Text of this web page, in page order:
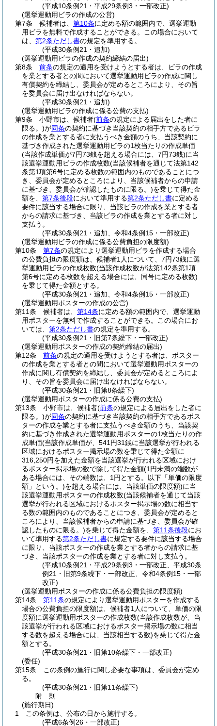
(平成10条例21・平成29条例3・一部改正)
(選挙運動用ビラの作成の公営)
第7条
候補者は、 第10条に定める額の範囲内で、選挙運動
用ビラを無料で作成することができる。
この場合において
は、 第2条ただし書の規定を準用する。
(平成30条例21・追加)
(選挙運動用ビラの作成の契約締結の届出)
第8条
前条の規定の適用を受けようとする者は、ビラの作成
を業とする者との間において選挙運動用ビラの作成に関し
有償契約を締結し、委員会が定めるところにより、その旨
を委員会に届け出なければならない。
(平成30条例21・追加)
(選挙運動用ビラの作成に係る公費の支払)
第9条
小野市は、候補者(前条の規定による届出をした者に
限る。)が同条の契約に基づき当該契約の相手方であるビラ
の作成を業とする者に支払うべき金額のうち、当該契約に
基づき作成された選挙運動用ビラの1枚当たりの作成単価
(当該作成単価が7円73銭を超える場合には、7円73銭)に当
該選挙運動用ビラの作成枚数(当該候補者を通じて法第142
条第1項第6号に定める枚数の範囲内のものであることにつ
き、委員会が定めるところにより、当該候補者からの申請
に基づき、委員会が確認したものに限る。)を乗じて得た金
額を、 第7条後段において準用する第2条ただし書に定める
要件に該当する場合に限り、当該ビラの作成を業とする者
からの請求に基づき、当該ビラの作成を業とする者に対し
支払う。
(平成30条例21・追加、令和4条例15・一部改正)
(選挙運動用ビラの作成に係る公費負担の限度額)
第10条
第7条の規定により選挙運動用ビラを作成する場合
の公費負担の限度額は、候補者1人について、7円73銭に選
挙運動用ビラの作成枚数(当該作成枚数が法第142条第1項
第6号に定める枚数を超える場合には、同号に定める枚数)
を乗じて得た金額とする。
(平成30条例21・追加、令和4条例15・一部改正)
(選挙運動用ポスターの作成の公営)
第11条
候補者は、 第14条に定める額の範囲内で、選挙運動
用ポスターを無料で作成することができる。
この場合にお
いては、 第2条ただし書の規定を準用する。
(平成30条例21・旧第7条繰下・一部改正)
(選挙運動用ポスターの作成の契約締結の届出)
第12条
前条の規定の適用を受けようとする者は、ポスター
の作成を業とする者との間において選挙運動用ポスターの
作成に関し有償契約を締結し、委員会が定めるところによ
り、その旨を委員会に届け出なければならない。
(平成30条例21・旧第8条繰下)
(選挙運動用ポスターの作成に係る公費の支払)
第13条
小野市は、候補者(前条の規定による届出をした者に
限る。)が同条の契約に基づき当該契約の相手方であるポス
ターの作成を業とする者に支払うべき金額のうち、当該契
約に基づき作成された選挙運動用ポスターの1枚当たりの作
成単価(当該作成単価が、541円31銭に当該選挙が行われる
区域におけるポスター掲示場の数を乗じて得た金額に
316,250円を加えた金額を当該選挙が行われる区域におけ
るポスター掲示場の数で除して得た金額(1円未満の端数が
ある場合には、その端数は、1円とする。以下「単価の限度
額」という。)を超える場合には、当該単価の限度額)に当
該選挙運動用ポスターの作成枚数(当該候補者を通じて当該
選挙が行われる区域におけるポスター掲示場の数に相当す
る数の範囲内のものであることにつき、委員会が定めると
ころにより、当該候補者からの申請に基づき、委員会が確
認したものに限る。)を乗じて得た金額を、 第11条後段にお
いて準用する第2条ただし書に規定する要件に該当する場合
に限り、当該ポスターの作成を業とする者からの請求に基
づき、当該ポスターの作成を業とする者に対し支払う。
(平成10条例21・平成29条例3・一部改正、平成30条
例21・旧第9条繰下・一部改正、令和4条例15・一部
改正)
(選挙運動用ポスターの作成に係る公費負担の限度額)
第14条
第11条の規定により選挙運動用ポスターを作成する
場合の公費負担の限度額は、候補者1人について、単価の限
度額に選挙運動用ポスターの作成枚数(当該作成枚数が、当
該選挙が行われる区域におけるポスター掲示場の数に相当
する数を超える場合には、当該相当する数)を乗じて得た金
額とする。
(平成30条例21・旧第10条繰下・一部改正)
(委任)
第15条
この条例の施行に関し必要な事項は、委員会が定め
る。
(平成30条例21・旧第11条繰下)
附 則
(施行期日)
1
この条例は、公布の日から施行する。
(平成6条例26・一部改正)